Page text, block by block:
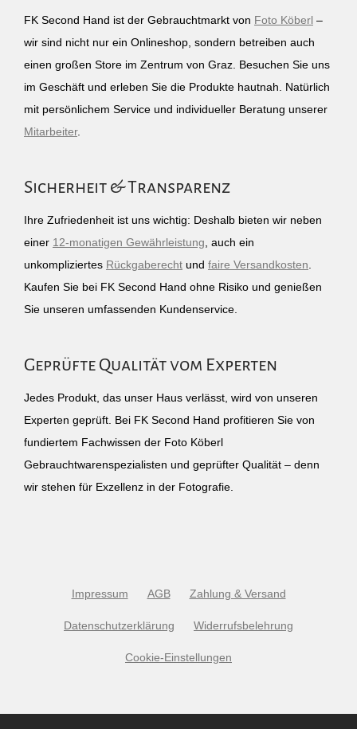
FK Second Hand ist der Gebrauchtmarkt von Foto Köberl –
wir sind nicht nur ein Onlineshop, sondern betreiben auch
einen großen Store im Zentrum von Graz. Besuchen Sie uns
im Geschäft und erleben Sie die Produkte hautnah. Natürlich
mit persönlichem Service und individueller Beratung unserer
Mitarbeiter.
Sicherheit & Transparenz
Ihre Zufriedenheit ist uns wichtig: Deshalb bieten wir neben
einer 12-monatigen Gewährleistung , auch ein
unkompliziertes Rückgaberecht und faire Versandkosten
Kaufen Sie bei FK Second Hand ohne Risiko und genießen
Sie unseren umfassenden Kundenservice.
Geprüfte Qualität vom Experten
Jedes Produkt, das unser Haus verlässt, wird von unseren
Experten geprüft. Bei FK Second Hand profitieren Sie von
fundiertem Fachwissen der Foto Köberl
Gebrauchtwarenspezialisten und geprüfter Qualität – denn
wir stehen für Exzellenz in der Fotografie.
Impressum AGB Zahlung & Versand
Datenschutzerklärung Widerrufsbelehrung
Cookie-Einstellungen